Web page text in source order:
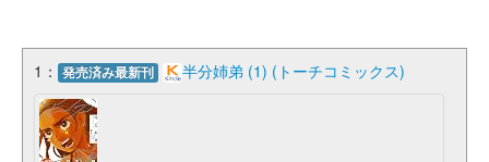
1： 発売済み最新刊 半分姉弟 (1) (トーチコミックス)